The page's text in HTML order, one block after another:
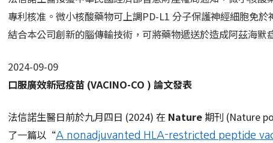
專利核准。微小核酸藥物可上調PD-L1 分子保護神經細胞免
結合本公司創新的腦傳輸技術，可將藥物遞送於造成阿茲海默
2024-09-09
口服廣效新冠疫苗 (VACINO-CO ) 論文發表
法信諾生醫日前於九月四日 (2024) 在 Nature期刊 (Nature
了一篇以“A nonadjuvanted HLA-restricted peptide